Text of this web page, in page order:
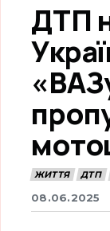
ДТП
ЖИТТЯ ДТП
08.06.2025